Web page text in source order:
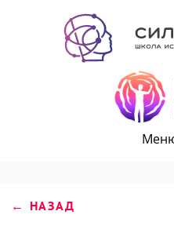
← НАЗАД